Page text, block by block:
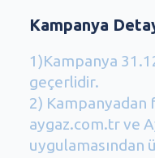
Kampanya
1)Kampanya
geçerlidir.
2) Kampanyadan
aygaz.com.tr ve
uygulamasından